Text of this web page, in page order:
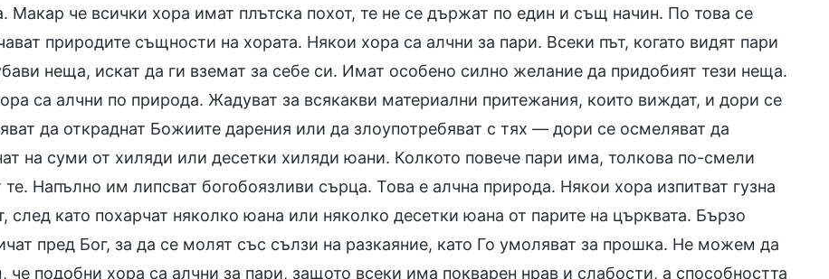
Макар че всички хора имат плътска похот, те не се държат по един и същ начин. По това се
природите същности на хората. Някои хора са алчни за пари. Всеки път, когато видят пари
неща, искат да ги вземат за себе си. Имат особено силно желание да придобият тези неща.
са алчни по природа. Жадуват за всякакви материални притежания, които виждат, и дори се
да откраднат Божиите дарения или да злоупотребяват с тях — дори се осмеляват да
на суми от хиляди или десетки хиляди юани. Колкото повече пари има, толкова по-смели
те. Напълно им липсват богобоязливи сърца. Това е алчна природа. Някои хора изпитват гузна
след като похарчат няколко юана или няколко десетки юана от парите на църквата. Бързо
пред Бог, за да се молят със сълзи на разкаяние, като Го умоляват за прошка. Не можем да
че подобни хора са алчни за пари, защото всеки има покварен нрав и слабости, а способността